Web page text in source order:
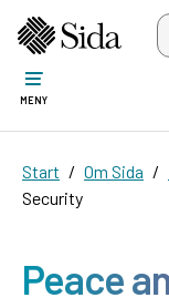
MENY
Start Om Sida
Security
Peace